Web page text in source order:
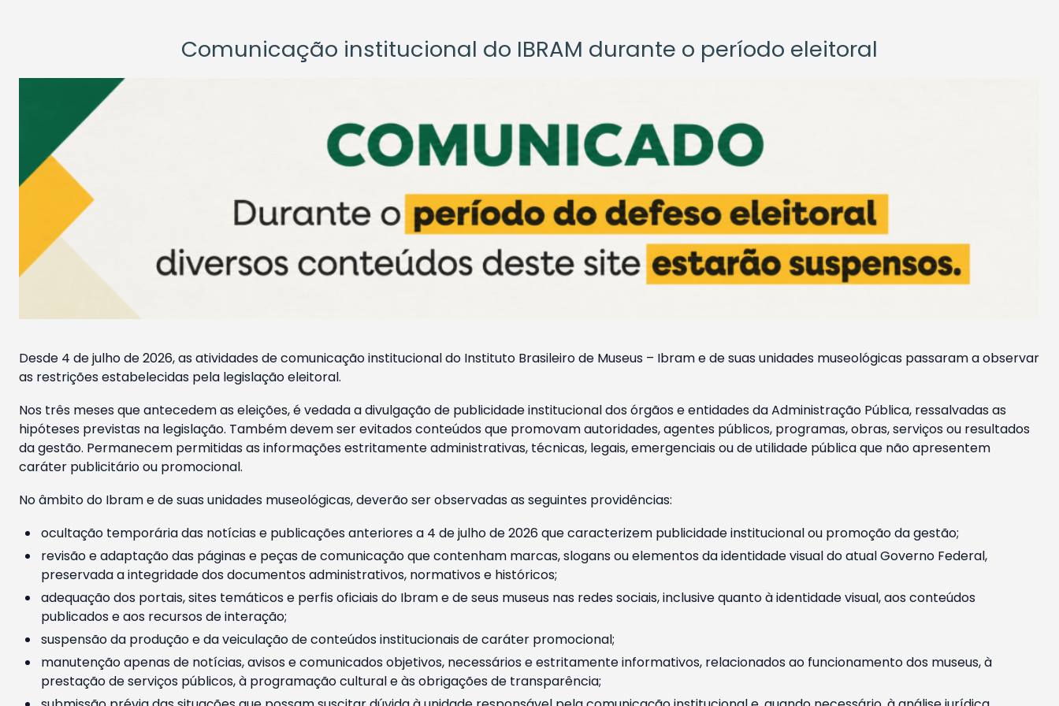
Comunicação institucional do IBRAM durante o período eleitoral
Desde 4 de julho de 2026, as atividades de comunicação institucional do Instituto Brasileiro de Museus – Ibram e de suas unidades museológicas passaram a observar
as restrições estabelecidas pela legislação eleitoral.
Nos três meses que antecedem as eleições, é vedada a divulgação de publicidade institucional dos órgãos e entidades da Administração Pública, ressalvadas as
hipóteses previstas na legislação. Também devem ser evitados conteúdos que promovam autoridades, agentes públicos, programas, obras, serviços ou resultados
da gestão. Permanecem permitidas as informações estritamente administrativas, técnicas, legais, emergenciais ou de utilidade pública que não apresentem
caráter publicitário ou promocional.
No âmbito do Ibram e de suas unidades museológicas, deverão ser observadas as seguintes providências:
ocultação temporária das notícias e publicações anteriores a 4 de julho de 2026 que caracterizem publicidade institucional ou promoção da gestão;
revisão e adaptação das páginas e peças de comunicação que contenham marcas, slogans ou elementos da identidade visual do atual Governo Federal,
preservada a integridade dos documentos administrativos, normativos e históricos;
adequação dos portais, sites temáticos e perfis oficiais do Ibram e de seus museus nas redes sociais, inclusive quanto à identidade visual, aos conteúdos
publicados e aos recursos de interação;
suspensão da produção e da veiculação de conteúdos institucionais de caráter promocional;
manutenção apenas de notícias, avisos e comunicados objetivos, necessários e estritamente informativos, relacionados ao funcionamento dos museus, à
prestação de serviços públicos, à programação cultural e às obrigações de transparência;